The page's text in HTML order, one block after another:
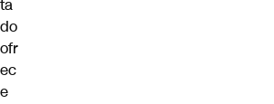
ta
do
ofr
ec
e